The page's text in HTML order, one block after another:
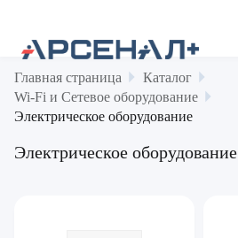
Главная страница
Каталог
Wi-Fi и Сетевое оборудование
Электрическое оборудование
Электрическое оборудование